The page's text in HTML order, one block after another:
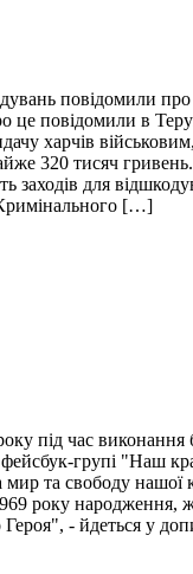
повідомили про
це повідомили в
харчів
320 тисяч
заходів для
[…]
під час виконання
фейсбук-групі "Наш
та свободу нашої
року народження,
- йдеться у